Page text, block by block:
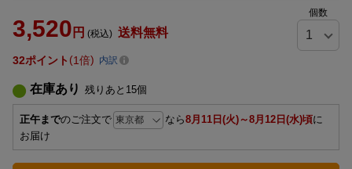
3,520 円 (税込) 送料無料
個数
32ポイント 1倍 内訳
在庫あり 残りあと 15個
正午までのご注文で なら8月11日(火)～8月12日(水)頃に
お届け